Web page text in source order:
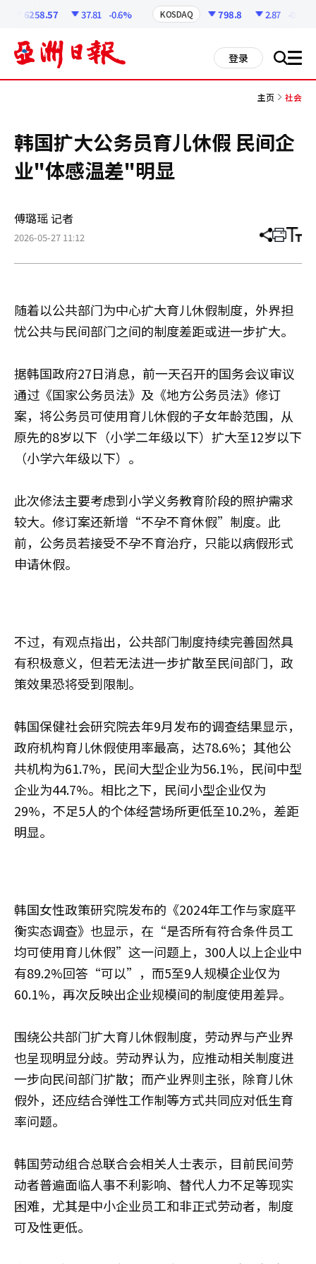
6258.57 37.81 -0.6% KOSDAQ 798.8 2.87 -0.36%
登录 搜 all
主页 社会
韩国扩大公务员育儿休假 民间企
业"体感温差"明显
傅璐瑶 记者
2026-05-27 11:12 分
章
打 调
小
随着以公共部门为中心扩大育儿休假制度，外界担
忧公共与民间部门之间的制度差距或进一步扩大。
据韩国政府27日消息，前一天召开的国务会议审议
通过《国家公务员法》及《地方公务员法》修订
案，将公务员可使用育儿休假的子女年龄范围，从
原先的8岁以下（小学二年级以下）扩大至12岁以下
（小学六年级以下）。
此次修法主要考虑到小学义务教育阶段的照护需求
较大。修订案还新增“不孕不育休假”制度。此
前，公务员若接受不孕不育治疗，只能以病假形式
申请休假。
不过，有观点指出，公共部门制度持续完善固然具
有积极意义，但若无法进一步扩散至民间部门，政
策效果恐将受到限制。
韩国保健社会研究院去年9月发布的调查结果显示，
政府机构育儿休假使用率最高，达78.6%；其他公
共机构为61.7%，民间大型企业为56.1%，民间中型
企业为44.7%。相比之下，民间小型企业仅为
29%，不足5人的个体经营场所更低至10.2%，差距
明显。
韩国女性政策研究院发布的《2024年工作与家庭平
衡实态调查》也显示，在“是否所有符合条件员工
均可使用育儿休假”这一问题上，300人以上企业中
有89.2%回答“可以”，而5至9人规模企业仅为
60.1%，再次反映出企业规模间的制度使用差异。
围绕公共部门扩大育儿休假制度，劳动界与产业界
也呈现明显分歧。劳动界认为，应推动相关制度进
一步向民间部门扩散；而产业界则主张，除育儿休
假外，还应结合弹性工作制等方式共同应对低生育
率问题。
韩国劳动组合总联合会相关人士表示，目前民间劳
动者普遍面临人事不利影响、替代人力不足等现实
困难，尤其是中小企业员工和非正式劳动者，制度
可及性更低。